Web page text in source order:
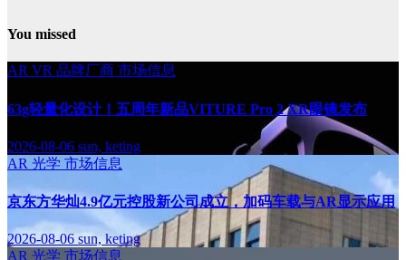
You missed
AR VR 品牌厂商 市场信息
63g轻量化设计！五周年新品VITURE Pro 2 XR眼镜发布
2026-08-06 sun, keting
AR 光学 市场信息
京东方华灿4.9亿元控股新公司成立，加码车载与AR显示应用
2026-08-06sun, keting
AR 光学 市场信息